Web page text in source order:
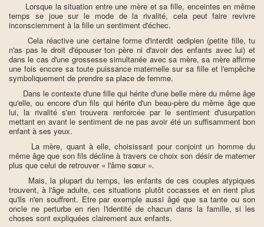
Lorsque la situation entre une mère et sa fille, enceintes en même
temps se joue sur le mode de la rivalité, cela peut faire revivre
inconsciemment à la fille un sentiment d'échec.
Cela réactive une certaine forme d'interdit œdipien (petite fille, tu
n'as pas le droit d'épouser ton père ni d'avoir des enfants avec lui) et
dans le cas d'une grossesse simultanée avec sa mère, sa mère affirme
une fois encore sa toute puissance maternelle sur sa fille et l'empêche
symboliquement de prendre sa place de femme.
Dans le contexte d'une fille qui hérite d'une belle mère du même âge
qu'elle, ou encore d'un fils qui hérite d'un beau-père du même âge que
lui, la rivalité s'en trouvera renforcée par le sentiment d'usurpation
mettant en avant le sentiment de ne pas avoir été un suffisamment bon
enfant à ses yeux.
La mère, quant à elle, choisissant pour conjoint un homme du
même âge que son fils décline à travers ce choix son désir de materner
plus que celui de retrouver « l'âme sœur ».
Mais, la plupart du temps, les enfants de ces couples atypiques
trouvent, à l'âge adulte, ces situations plutôt cocasses et en rient plus
qu'ils n'en souffrent. Etre par exemple aussi âgé que sa tante ou son
oncle ne perturbe en rien l'identité de chacun dans la famille, si les
choses sont expliquées clairement aux enfants.